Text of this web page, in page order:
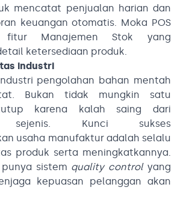
mencatat penjualan harian dan
keuangan otomatis. Moka POS
Manajemen Stok yang
ketersediaan produk.
industri
pengolahan bahan mentah
Bukan tidak mungkin satu
karena kalah saing dari
sejenis. Kunci sukses
usaha manufaktur adalah selalu
produk serta meningkatkannya.
sistem quality control yang
kepuasan pelanggan akan